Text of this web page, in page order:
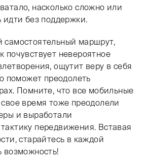
насколько сложно или
идти без поддержки.
самостоятельный маршрут,
почувствует невероятное
ощутит веру в себя
поможет преодолеть
Помните, что все мобильные
время тоже преодолели
и выработали
передвижения. Вставая
старайтесь в каждой
возможность!